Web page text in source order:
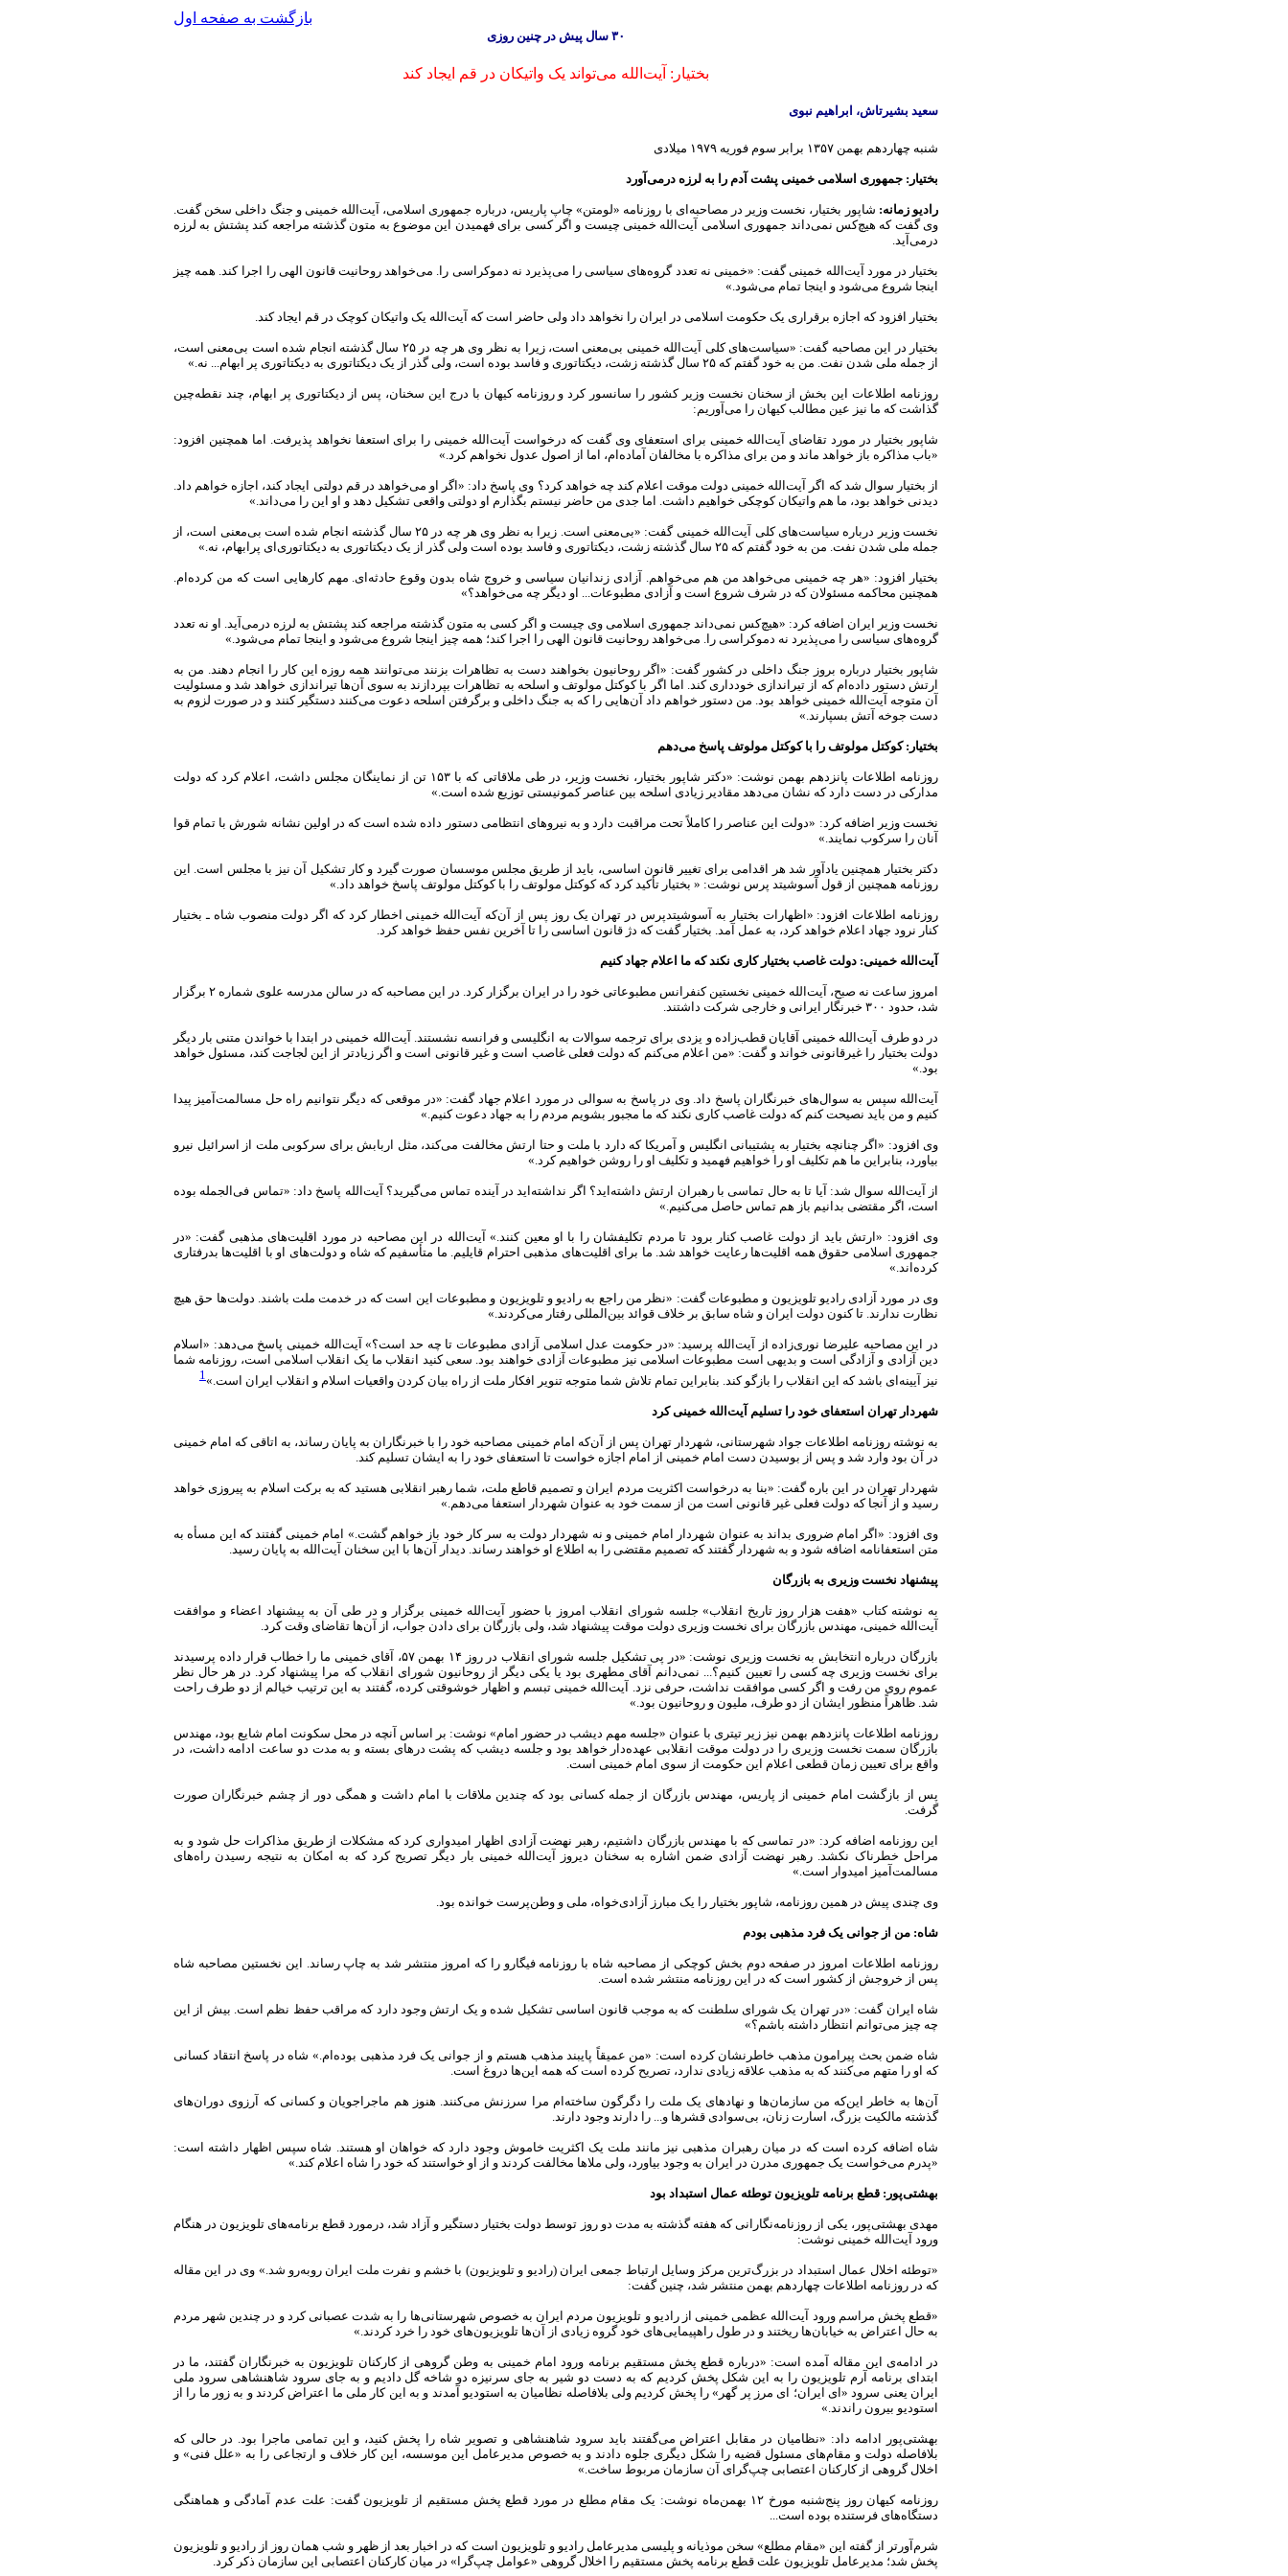
بازگشت به صفحه اول
۳۰ سال پیش در چنین روزی
بختیار: آیت‌الله می‌تواند یک واتیکان در قم ایجاد کند
سعید بشیرتاش، ابراهیم نبوی
شنبه چهاردهم بهمن ۱۳۵۷ برابر سوم فوریه ۱۹۷۹ میلادی
بختیار: جمهوری اسلامی خمینی پشت آدم را به لرزه درمی‌آورد
راديو زمانه: شاپور بختیار، نخست وزیر در مصاحبه‌ای با روزنامه «لومتن» چاپ پاریس، در‌باره جمهوری اسلامی، آیت‌الله خمینی و جنگ داخلی سخن گفت.
وی گفت که هیچ‌کس نمی‌داند جمهوری اسلامی آیت‌الله خمینی چیست و اگر کسی برای فهمیدن این موضوع به متون گذشته مراجعه کند پشتش به لرزه
در‌می‌آید.
بختیار در مورد آیت‌الله خمینی گفت: «خمینی نه تعدد گروه‌های سیاسی را می‌پذیرد نه دموکراسی را. می‌خواهد روحانیت قانون الهی را اجرا کند. همه چیز
اینجا شروع می‌شود و اینجا تمام می‌شود.»
بختیار افزود که اجازه برقراری یک حکومت اسلامی در ایران را نخواهد داد ولی حاضر است که آیت‌الله یک واتیکان کوچک در قم ایجاد کند.
بختیار در این مصاحبه گفت: «سیاست‌های کلی آیت‌الله خمینی بی‌معنی است، زیرا به نظر وی هر چه در ۲۵ سال گذشته انجام شده است بی‌معنی است،
از جمله ملی شدن نفت. من به خود گفتم که ۲۵ سال گذشته زشت، دیکتاتوری و فاسد بوده است، ولی گذر از یک دیکتاتوری به دیکتاتوری پر ابهام... نه.»
روزنامه اطلاعات این بخش از سخنان نخست وزیر کشور را سانسور کرد و روزنامه کیهان با درج این سخنان، پس از دیکتاتوری پر ابهام، چند نقطه‌چین
گذاشت که ما نیز عین مطالب کیهان را می‌آوریم:
شاپور بختیار در مورد تقاضای آیت‌الله خمینی برای استعفای وی گفت که درخواست آیت‌الله خمینی را برای استعفا نخواهد پذیرفت‌. اما همچنین افزود:
«باب مذاکره باز خواهد ماند و من برای مذاکره با مخالفان آماده‌ام، اما از اصول عدول نخواهم کرد.»
از بختیار سوال شد که اگر آیت‌الله خمینی دولت موقت اعلام کند چه خواهد کرد؟ وی پاسخ داد: «اگر او می‌خواهد در قم دولتی ایجاد کند، اجازه خواهم داد.
دیدنی خواهد بود، ما هم واتیکان کوچکی خواهیم داشت. اما جدی من حاضر نیستم بگذارم او دولتی واقعی تشکیل دهد و او این را می‌داند.»
نخست وزیر در‌باره سیاست‌های کلی آیت‌‌الله خمینی گفت: «بی‌معنی است. زیرا به نظر وی هر چه در ۲۵ سال گذشته انجام شده است بی‌معنی است، از
جمله ملی شدن نفت. من به خود گفتم که ۲۵ سال گذشته زشت، دیکتاتوری و فاسد بوده است ولی گذر از یک دیکتاتوری به دیکتاتوری‌ای پر‌ابهام، نه.»
بختیار افزود: «هر چه خمینی می‌خواهد من هم می‌خواهم. آزادی زندانیان سیاسی و خروج شاه بدون وقوع حادثه‌ای. مهم کارهایی است که من کرده‌ام.
همچنین محاکمه مسئولان که در شرف شروع است و آزادی مطبوعات... او دیگر چه می‌خواهد؟»
نخست وزیر ایران اضافه کرد: «هیچ‌کس نمی‌داند جمهوری اسلامی وی چیست و اگر کسی به متون گذشته مراجعه کند پشتش به لرزه در‌می‌آید. او نه تعدد
گروه‌های سیاسی را می‌پذیرد نه دموکراسی را. می‌خواهد روحانیت قانون الهی را اجرا کند؛ همه چیز اینجا شروع می‌شود و اینجا تمام می‌شود.»
شاپور بختیار در‌باره بروز جنگ داخلی در کشور گفت: «اگر روحانیون بخواهند دست به تظاهرات بزنند می‌توانند همه روزه این کار را انجام دهند. من به
ارتش دستور داده‌ام که از تیراندازی خودداری کند. اما اگر با کوکتل مولوتف و اسلحه به تظاهرات بپردازند به سوی آن‌ها تیراندازی خواهد شد و مسئولیت
آن متوجه آیت‌الله خمینی خواهد بود. من دستور خواهم داد آن‌هایی را که به جنگ داخلی و برگرفتن اسلحه دعوت می‌کنند دستگیر کنند و در صورت لزوم به
دست جوخه آتش بسپارند.»
بختیار: کوکتل مولوتف را با کوکتل مولوتف پاسخ می‌دهم
روزنامه اطلاعات پانزدهم بهمن نوشت: «دکتر شاپور بختیار، نخست وزیر، در طی ملاقاتی که با ۱۵۳ تن از نماینگان مجلس داشت، اعلام کرد که دولت
مدارکی در دست دارد که نشان می‌دهد مقادیر زیادی اسلحه بین عناصر کمونیستی توزیع شده است.»
نخست وزیر اضافه کرد: «دولت این عناصر را کاملاً تحت مراقبت دارد و به نیروهای انتظامی دستور داده شده است که در اولین نشانه شورش با تمام قوا
آنان را سرکوب نمایند.»
دکتر بختیار همچنین یادآور شد هر اقدامی برای تغییر قانون اساسی، باید از طریق مجلس موسسان صورت گیرد و کار تشکیل آن نیز با مجلس است. این
روزنامه همچنین از قول آسوشیتد پرس نوشت: « بختیار تأکید کرد که کوکتل مولوتف را با کوکتل مولوتف پاسخ خواهد داد.»
روزنامه اطلاعات افزود: «اظهارات بختیار به آسوشیتد‌پرس در تهران یک روز پس از آن‌که آیت‌الله خمینی اخطار کرد که اگر دولت منصوب شاه ـ بختیار
کنار نرود جهاد اعلام خواهد کرد، به عمل آمد. بختیار گفت که دژ قانون اساسی را تا آخرین نفس حفظ خواهد کرد.
آیت‌الله خمینی: دولت غاصب بختیار کاری نکند که ما اعلام جهاد کنیم
امروز ساعت نه صبح، آیت‌الله خمینی نخستین کنفرانس مطبوعاتی خود را در ایران برگزار کرد. در این مصاحبه که در سالن مدرسه علوی شماره ۲ برگزار
شد، حدود ۳۰۰ خبرنگار ایرانی و خارجی شرکت داشتند.
در دو طرف آیت‌الله خمینی آقایان قطب‌زاده و یزدی برای ترجمه سوالات به انگلیسی و فرانسه نشستند. آیت‌الله خمینی در ابتدا با خواندن متنی بار دیگر
دولت بختیار را غیر‌قانونی خواند و گفت: «من اعلام می‌کنم که دولت فعلی غاصب است و غیر قانونی است و اگر زیادتر از این لجاجت کند، مسئول خواهد
بود.»
آیت‌الله سپس به سوال‌های خبرنگاران پاسخ داد. وی در پاسخ به سوالی در مورد اعلام جهاد گفت: «در موقعی که دیگر نتوانیم راه حل مسالمت‌آمیز پیدا
کنیم و من باید نصیحت کنم که دولت غاصب کاری نکند که ما مجبور بشویم مردم را به جهاد دعوت کنیم.»
وی افزود: «اگر چنانچه بختیار به پشتیبانی انگلیس و آمریکا که دارد با ملت و حتا ارتش مخالفت می‌کند، مثل اربابش برای سرکوبی ملت از اسرائیل نیرو
بیاورد، بنابراین ما هم تکلیف او را خواهیم فهمید و تکلیف او را روشن خواهیم کرد.»
از آیت‌الله سوال شد: آیا تا به حال تماسی با رهبران ارتش داشته‌اید؟ اگر نداشته‌اید در آینده تماس می‌گیرید؟ آیت‌الله پاسخ داد: «تماس فی‌الجمله بوده
است، اگر مقتضی بدانیم باز هم تماس حاصل می‌کنیم.»
وی افزود: «ارتش باید از دولت غاصب کنار برود تا مردم تکلیفشان را با او معین کنند.» آیت‌الله در این مصاحبه در مورد اقلیت‌های مذهبی گفت: «در
جمهوری اسلامی حقوق همه اقلیت‌ها رعایت خواهد شد. ما برای اقلیت‌های مذهبی احترام قایلیم. ما متأسفیم که شاه و دولت‌های او با اقلیت‌ها بدرفتاری
کرده‌اند.»
وی در مورد آزادی رادیو تلویزیون و مطبوعات گفت: «نظر من راجع به رادیو و تلویزیون و مطبوعات این است که در خدمت ملت باشند. دولت‌ها حق هیچ
نظارت ندارند. تا کنون دولت ایران و شاه سابق بر خلاف قوائد بین‌المللی رفتار می‌کردند.»
در این مصاحبه علیرضا نوری‌زاده از آیت‌الله پرسید: «در حکومت عدل اسلامی آزادی مطبوعات تا چه حد است؟» آیت‌الله خمینی پاسخ می‌دهد: «اسلام
دین آزادی و آزادگی است و بدیهی است مطبوعات اسلامی نیز مطبوعات آزادی خواهند بود. سعی کنید انقلاب ما یک انقلاب اسلامی است، روزنامه شما
نیز آیینه‌ای باشد که این انقلاب را بازگو کند. بنا‌براین تمام تلاش شما متوجه تنویر افکار ملت از راه بیان کردن واقعیات اسلام و انقلاب ایران است.» 1
شهردار تهران استعفای خود را تسلیم آیت‌الله خمینی کرد
به نوشته روزنامه اطلاعات جواد شهرستانی، شهردار تهران پس از آن‌که امام خمینی مصاحبه خود را با خبرنگاران به پایان رساند، به اتاقی که امام خمینی
در آن بود وارد شد و پس از بوسیدن دست امام خمینی از امام اجازه خواست تا استعفای خود را به ایشان تسلیم کند.
شهردار تهران در این باره گفت: «بنا به درخواست اکثریت مردم ایران و تصمیم قاطع ملت، شما رهبر انقلابی هستید که به برکت اسلام به پیروزی خواهد
رسید و از آنجا که دولت فعلی غیر قانونی است من از سمت خود به عنوان شهردار استعفا می‌دهم.»
وی افزود: «اگر امام ضروری بداند به عنوان شهردار امام خمینی و نه شهردار دولت به سر کار خود باز خواهم گشت.» امام خمینی گفتند که این مسأه به
متن استعفا‌نامه اضافه شود و به شهردار گفتند که تصمیم مقتضی را به اطلاع او خواهند رساند. دیدار آن‌ها با این سخنان آیت‌الله به پایان رسید.
پیشنهاد نخست وزیری به بازرگان
به نوشته کتاب «هفت هزار روز تاریخ انقلاب» جلسه شورای انقلاب امروز با حضور آیت‌الله خمینی برگزار و در طی آن به پیشنهاد اعضاء و موافقت
آیت‌الله خمینی، مهندس بازرگان برای نخست وزیری دولت موقت پیشنهاد شد، ولی بازرگان برای دادن جواب، از آن‌ها تقاضای وقت کرد.
بازرگان در‌باره انتخابش به نخست وزیری نوشت: «در پی تشکیل جلسه شورای انقلاب در روز ۱۴ بهمن ۵۷، آقای خمینی ما را خطاب قرار داده پرسیدند
برای نخست وزیری چه کسی را تعیین کنیم؟‌... نمی‌دانم آقای مطهری بود یا یکی دیگر از روحانیون شورای انقلاب که مرا پیشنهاد کرد. در هر حال نظر
عموم روی من رفت و اگر کسی موافقت نداشت، حرفی نزد. آیت‌الله خمینی تبسم و اظهار خوشوقتی کرده، گفتند به این ترتیب خیالم از دو طرف راحت
شد. ظاهراً منظور ایشان از دو طرف، ملیون و روحانیون بود.»
روزنامه اطلاعات پانزدهم بهمن نیز زیر تیتری با عنوان «جلسه مهم دیشب در حضور امام» نوشت: بر اساس آنچه در محل سکونت امام شایع بود، مهندس
بازرگان سمت نخست وزیری را در دولت موقت انقلابی عهده‌دار خواهد بود و جلسه دیشب که پشت درهای بسته و به مدت دو ساعت ادامه داشت، در
واقع برای تعیین زمان قطعی اعلام این حکومت از سوی امام خمینی است.
پس از بازگشت امام خمینی از پاریس، مهندس بازرگان از جمله کسانی بود که چندین ملاقات با امام داشت و همگی دور از چشم خبرنگاران صورت
گرفت.
این روزنامه اضافه کرد: «در تماسی که با مهندس بازرگان داشتیم، رهبر نهضت آزادی اظهار امیدواری کرد که مشکلات از طریق مذاکرات حل شود و به
مراحل خطرناک نکشد. رهبر نهضت آزادی ضمن اشاره به سخنان دیروز آیت‌الله خمینی بار دیگر تصریح کرد که به امکان به نتیجه رسیدن راه‌های
مسالمت‌آمیز امیدوار است.»
وی چندی پیش در همین روزنامه، شاپور بختیار را یک مبارز آزادی‌خواه، ملی و وطن‌پرست خوانده بود.
شاه: من از جوانی یک فرد مذهبی بودم
روزنامه اطلاعات امروز در صفحه دوم بخش کوچکی از مصاحبه شاه با روزنامه فیگارو را که امروز منتشر شد به چاپ رساند. این نخستین مصاحبه شاه
پس از خروجش از کشور است که در این روزنامه منتشر شده است.
شاه ایران گفت: «در تهران یک شورای سلطنت که به موجب قانون اساسی تشکیل شده و یک ارتش وجود دارد که مراقب حفظ نظم است. بیش از این
چه چیز می‌توانم انتظار داشته باشم؟»
شاه ضمن بحث پیرامون مذهب خاطرنشان کرده است: «من عمیقاً پایبند مذهب هستم و از جوانی یک فرد مذهبی بوده‌ام.» شاه در پاسخ انتقاد کسانی
که او را متهم می‌کنند که به مذهب علاقه زیادی ندارد، تصریح کرده است که همه این‌ها دروغ است.
آن‌ها به خاطر این‌که من سازمان‌ها و نهادهای یک ملت را دگرگون ساخته‌ام مرا سرزنش می‌کنند. هنوز هم ماجراجویان و کسانی که آرزوی دوران‌های
گذشته مالکیت بزرگ، اسارت زنان، بی‌سوادی قشرها و‌... را دارند وجود دارند.
شاه اضافه کرده است که در میان رهبران مذهبی نیز مانند ملت یک اکثریت خاموش وجود دارد که خواهان او هستند. شاه سپس اظهار داشته است:
«پدرم می‌خواست یک جمهوری مدرن در ایران به وجود بیاورد، ولی ملاها مخالفت کردند و از او خواستند که خود را شاه اعلام کند.»
بهشتی‌پور: قطع برنامه تلویزیون توطئه عمال استبداد بود
مهدی بهشتی‌پور، یکی از روزنامه‌نگارانی که هفته گذشته به مدت دو روز توسط دولت بختیار دستگیر و آزاد شد، درمورد قطع برنامه‌های تلویزیون در هنگام
ورود آیت‌الله خمینی نوشت:
«توطئه اخلال عمال استبداد در بزرگ‌ترین مرکز وسایل ارتباط جمعی ایران (رادیو و تلویزیون) با خشم و نفرت ملت ایران روبه‌رو شد.» وی در این مقاله
که در روزنامه اطلاعات چهاردهم بهمن منتشر شد، چنین گفت:
«قطع پخش مراسم ورود آیت‌الله عظمی خمینی از رادیو و تلویزیون مردم ایران به خصوص شهرستانی‌ها را به شدت عصبانی کرد و در چندین شهر مردم
به حال اعتراض به خیابان‌ها ریختند و در طول راهپیمایی‌های خود گروه زیادی از آن‌ها تلویزیون‌های خود را خرد کردند.»
در ادامه‌ی این مقاله آمده است: «در‌باره قطع پخش مستقیم برنامه ورود امام خمینی به وطن گروهی از کارکنان تلویزیون به خبرنگاران گفتند، ما در
ابتدای برنامه آرم تلویزیون را به این شکل پخش کردیم که به دست دو شیر به جای سرنیزه دو شاخه گل دادیم و به جای سرود شاهنشاهی سرود ملی
ایران یعنی سرود «ای ایران؛ ای مرز پر گهر» را پخش کردیم ولی بلافاصله نظامیان به استودیو آمدند و به این کار ملی ما اعتراض کردند و به زور ما را از
استودیو بیرون راندند.»
بهشتی‌پور ادامه داد: «نظامیان در مقابل اعتراض می‌گفتند باید سرود شاهنشاهی و تصویر شاه را پخش کنید، و این تمامی ماجرا بود. در حالی که
بلافاصله دولت و مقام‌های مسئول قضیه را شکل دیگری جلوه دادند و به خصوص مدیرعامل این موسسه، این کار خلاف و ارتجاعی را به «علل فنی» و
اخلال گروهی از کارکنان اعتصابی چپ‌گرای آن سازمان مربوط ساخت.»
روزنامه کیهان روز پنج‌شنبه مورخ ۱۲ بهمن‌ماه نوشت: یک مقام مطلع در مورد قطع پخش مستقیم از تلویزیون گفت: علت عدم آمادگی و هماهنگی
دستگاه‌های فرستنده بوده است...
شرم‌آورتر از گفته این «مقام مطلع» سخن موذیانه و پلیسی مدیرعامل رادیو و تلویزیون است که در اخبار بعد از ظهر و شب همان روز از رادیو و تلویزیون
پخش شد؛ مدیرعامل تلویزیون علت قطع برنامه پخش مستقیم را اخلال گروهی «عوامل چپ‌گرا» در میان کارکنان اعتصابی این سازمان ذکر کرد.